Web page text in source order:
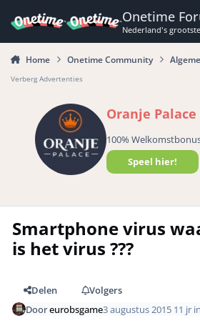
Onetime
Nederland's
Home Onetime Community
Verberg Advertenties
Oranje Palace
100%
Speel hier!
Smartphone virus
is het virus ???
Delen
Volgers
Dooreurobsgame3 augustus 2015 11 jr in